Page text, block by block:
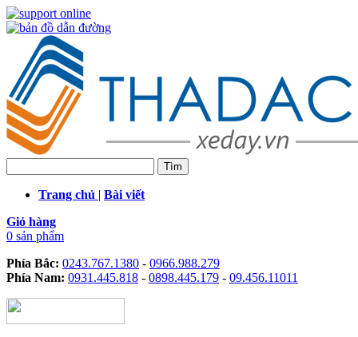
Trang chủ | Bài viết
Giỏ hàng
0 sản phẩm
Phía Bắc: 0243.767.1380 - 0966.988.279
Phía Nam: 0931.445.818 - 0898.445.179 - 09.456.11011